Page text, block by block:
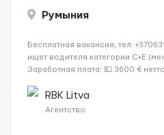
Румыния
Бесплатная вакансия, тел.
ищет водителя категории C+E
Заработная плата: 💶 3600 €
рефрижераторах. В среднем
разгрузки...
RBK Litva
Агентство